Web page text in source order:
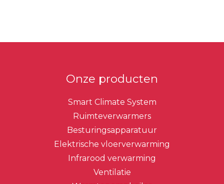
Sidebar
Onze producten
Smart Climate System
Ruimteverwarmers
Besturingsapparatuur
Elektrische vloerverwarming
Infrarood verwarming
Ventilatie